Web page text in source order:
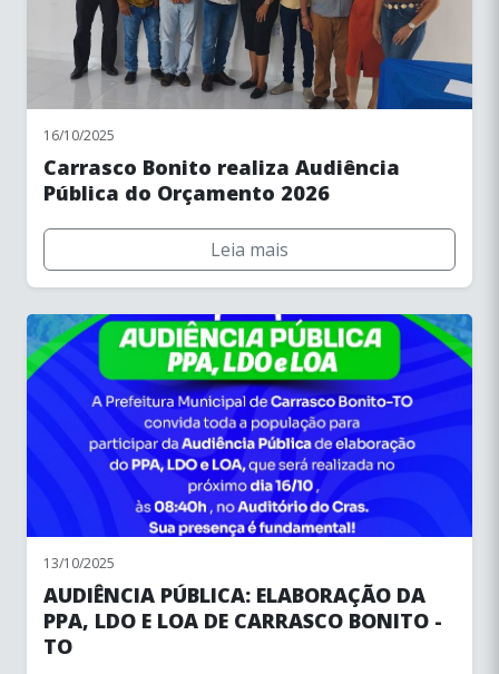
infraestrutura para o desenvolvimento de projetos desportivos
e de lazer;
Outras atividades inerentes ou correlatas necessárias ao
cumprimento de sua finalidade, nos termos das respectivas
16/10/2025
Carrasco Bonito realiza Audiência
Pública do Orçamento 2026
Leia mais
13/10/2025
AUDIÊNCIA PÚBLICA: ELABORAÇÃO DA
PPA, LDO E LOA DE CARRASCO BONITO -
TO